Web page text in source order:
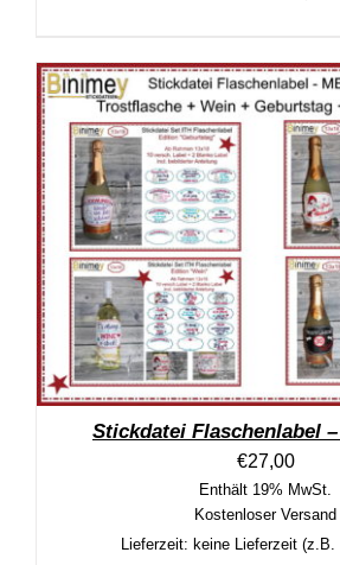
Stickdatei Flaschenlabel
€27,00
Enthält 19% MwSt.
Kostenloser Versand
Lieferzeit: keine Lieferzeit (z.B.